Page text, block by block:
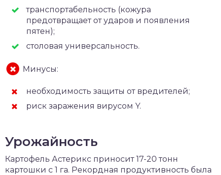
транспортабельность (кожура
предотвращает от ударов и появления
пятен);
столовая универсальность.
Минусы:
необходимость защиты от вредителей;
риск заражения вирусом Y.
Урожайность
Картофель Астерикс приносит 17-20 тонн
картошки с 1 га. Рекордная продуктивность была